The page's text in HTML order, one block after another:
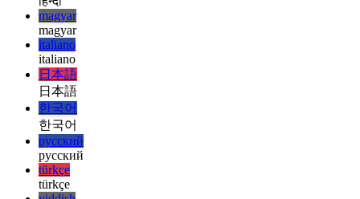
עברית
עברית
हिन्दी
हिन्दी
magyar
magyar
italiano
italiano
日本語
日本語
한국어
한국어
русский